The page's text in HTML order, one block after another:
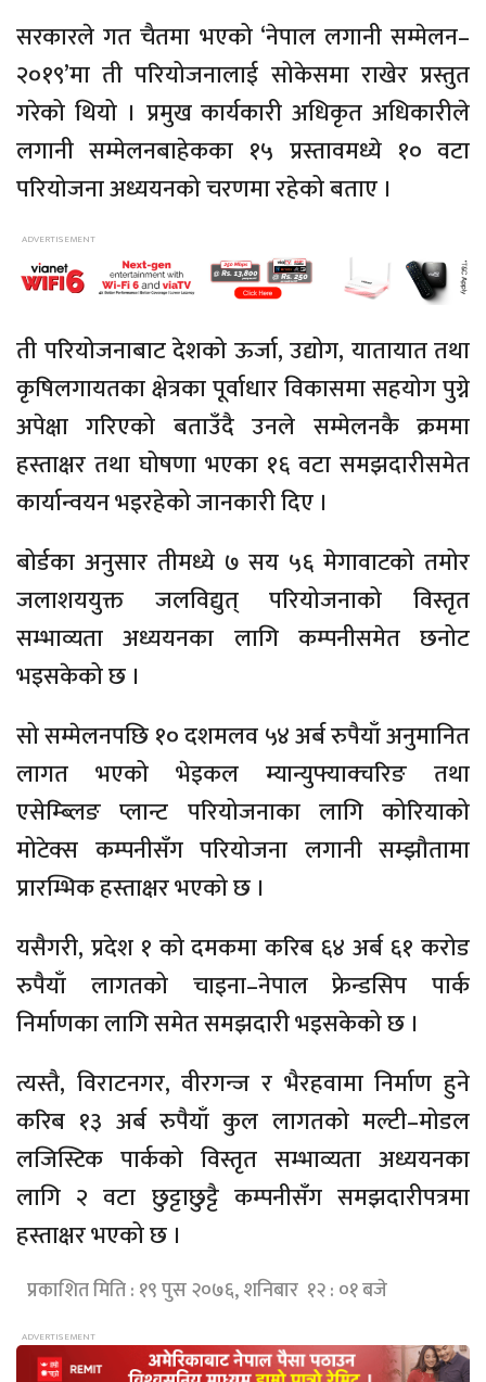
सरकारले गत चैतमा भएको ‘नेपाल लगानी सम्मेलन–
२०१९’मा ती परियोजनालाई सोकेसमा राखेर प्रस्तुत
गरेको थियो । प्रमुख कार्यकारी अधिकृत अधिकारीले
लगानी सम्मेलनबाहेकका १५ प्रस्तावमध्ये १० वटा
परियोजना अध्ययनको चरणमा रहेको बताए ।
ती परियोजनाबाट देशको ऊर्जा, उद्योग, यातायात तथा
कृषिलगायतका क्षेत्रका पूर्वाधार विकासमा सहयोग पुग्ने
अपेक्षा गरिएको बताउँदै उनले सम्मेलनकै क्रममा
हस्ताक्षर तथा घोषणा भएका १६ वटा समझदारीसमेत
कार्यान्वयन भइरहेको जानकारी दिए ।
बोर्डका अनुसार तीमध्ये ७ सय ५६ मेगावाटको तमोर
जलाशययुक्त जलविद्युत् परियोजनाको विस्तृत
सम्भाव्यता अध्ययनका लागि कम्पनीसमेत छनोट
भइसकेको छ ।
सो सम्मेलनपछि १० दशमलव ५४ अर्ब रुपैयाँ अनुमानित
लागत भएको भेइकल म्यान्युफ्याक्चरिङ तथा
एसेम्ब्लिङ प्लान्ट परियोजनाका लागि कोरियाको
मोटेक्स कम्पनीसँग परियोजना लगानी सम्झौतामा
प्रारम्भिक हस्ताक्षर भएको छ ।
यसैगरी, प्रदेश १ को दमकमा करिब ६४ अर्ब ६१ करोड
रुपैयाँ लागतको चाइना–नेपाल फ्रेन्डसिप पार्क
निर्माणका लागि समेत समझदारी भइसकेको छ ।
त्यस्तै, विराटनगर, वीरगन्ज र भैरहवामा निर्माण हुने
करिब १३ अर्ब रुपैयाँ कुल लागतको मल्टी–मोडल
लजिस्टिक पार्कको विस्तृत सम्भाव्यता अध्ययनका
लागि २ वटा छुट्टाछुट्टै कम्पनीसँग समझदारीपत्रमा
हस्ताक्षर भएको छ ।
प्रकाशित मिति : १९ पुस २०७६, शनिबार १२ : ०१ बजे